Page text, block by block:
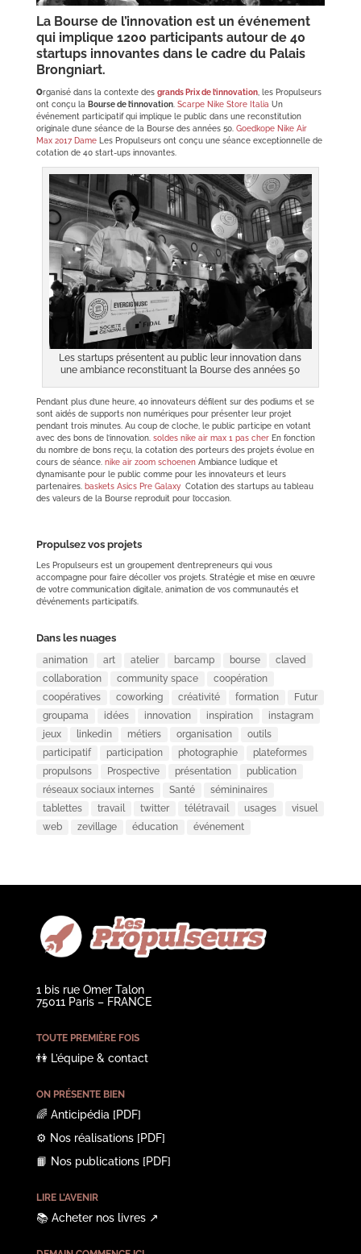
La Bourse de l’innovation est un événement
qui implique 1200 participants autour de 40
startups innovantes dans le cadre du Palais
Brongniart.
Organisé dans la contexte des grands Prix de l’innovation, les Propulseurs
ont conçu la Bourse de l’innovation. Scarpe Nike Store Italia Un
événement participatif qui implique le public dans une reconstitution
originale d’une séance de la Bourse des années 50. Goedkope Nike Air
Max 2017 DameLes Propulseurs ont conçu une séance exceptionnelle de
cotation de 40 start-ups innovantes.
Les startups présentent au public leur innovation dans
une ambiance reconstituant la Bourse des années 50
Pendant plus d’une heure, 40 innovateurs défilent sur des podiums et se
sont aidés de supports non numériques pour présenter leur projet
pendant trois minutes. Au coup de cloche, le public participe en votant
avec des bons de l’innovation. soldes nike air max 1 pas cherEn fonction
du nombre de bons reçu, la cotation des porteurs des projets évolue en
cours de séance. nike air zoom schoenenAmbiance ludique et
dynamisante pour le public comme pour les innovateurs et leurs
partenaires. baskets Asics Pre Galaxy Cotation des startups au tableau
des valeurs de la Bourse reproduit pour l’occasion.
Propulsez vos projets
Les Propulseurs est un groupement d’entrepreneurs qui vous
accompagne pour faire décoller vos projets. Stratégie et mise en œuvre
de votre communication digitale, animation de vos communautés et
d’événements participatifs.
Dans les nuages
animation art atelier barcamp bourse
claved
collaboration
community space
coopération
coopératives
coworking créativité formation
Futur
groupama
idées innovation inspiration
instagram
jeux
linkedin métiers organisation
outils
participatif
participation photographie
plateformes
propulsons
Prospective présentation
publication
réseaux sociaux internes
Santé
sémininaires
tablettes
travail twitter télétravail usages
visuel
web
zevillage éducation événement
1 bis rue Omer Talon
75011 Paris – FRANCE
TOUTE PREMIÈRE FOIS
👫 L’équipe & contact
ON PRÉSENTE BIEN
🌈 Anticipédia [PDF]
⚙️ Nos réalisations[PDF]
📙 Nos publications[PDF]
LIRE L’AVENIR
📚 Acheter nos livres↗︎